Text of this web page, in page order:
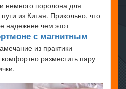
немного поролона для
из Китая. Прикольно, что
надежнее чем этот
с магнитным
из практики
разместить пару